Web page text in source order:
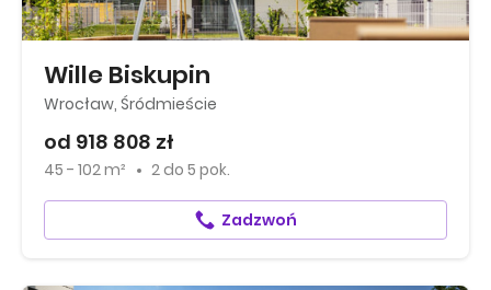
Wille Biskupin
Wrocław, Śródmieście
od 918 808 zł
45 - 102 m² 2 do 5 pok.
Zadzwoń